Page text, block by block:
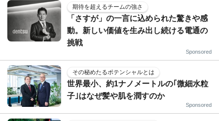
期待を超えるチームの強さ
「さすが」の一言に込められた驚きや感
動。新しい価値を生み出し続ける電通の
挑戦
Sponsored
その秘めたるポテンシャルとは
世界最小、約1ナノメートルの｢微細水粒
子｣はなぜ髪や肌を潤すのか
Sponsored